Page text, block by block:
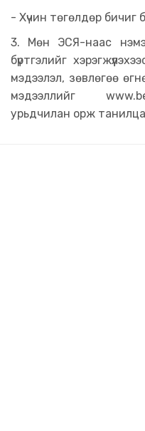
- Хүчин төгөлдөр бичиг
3. Мөн ЭСЯ-наас
бүртгэлийг
мэдээлэл, зөвлөгөө
мэдээллийг
урьдчилан орж